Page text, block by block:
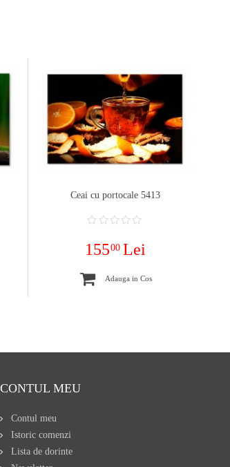
Ceai cu portocale 5413
15500 Lei
Adauga in Cos
CONTUL MEU
Contul meu
Istoric comenzi
Lista de dorinte